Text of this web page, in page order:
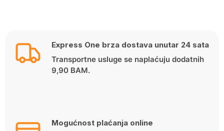
Express One brza dostava unutar 24 sata
Transportne usluge se naplaćuju dodatnih
9,90 BAM.
Mogućnost plaćanja online